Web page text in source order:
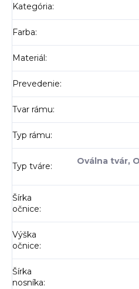
Kategória:
Farba:
Materiál:
Prevedenie:
Tvar rámu:
Typ rámu:
Typ tváre:
Oválna tvár,
Šírka
očnice:
Výška
očnice:
Šírka
nosníka: